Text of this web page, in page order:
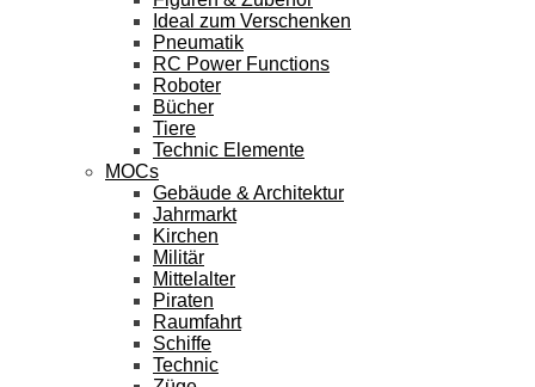
Ideal zum Verschenken
Pneumatik
RC Power Functions
Roboter
Bücher
Tiere
Technic Elemente
MOCs
Gebäude & Architektur
Jahrmarkt
Kirchen
Militär
Mittelalter
Piraten
Raumfahrt
Schiffe
Technic